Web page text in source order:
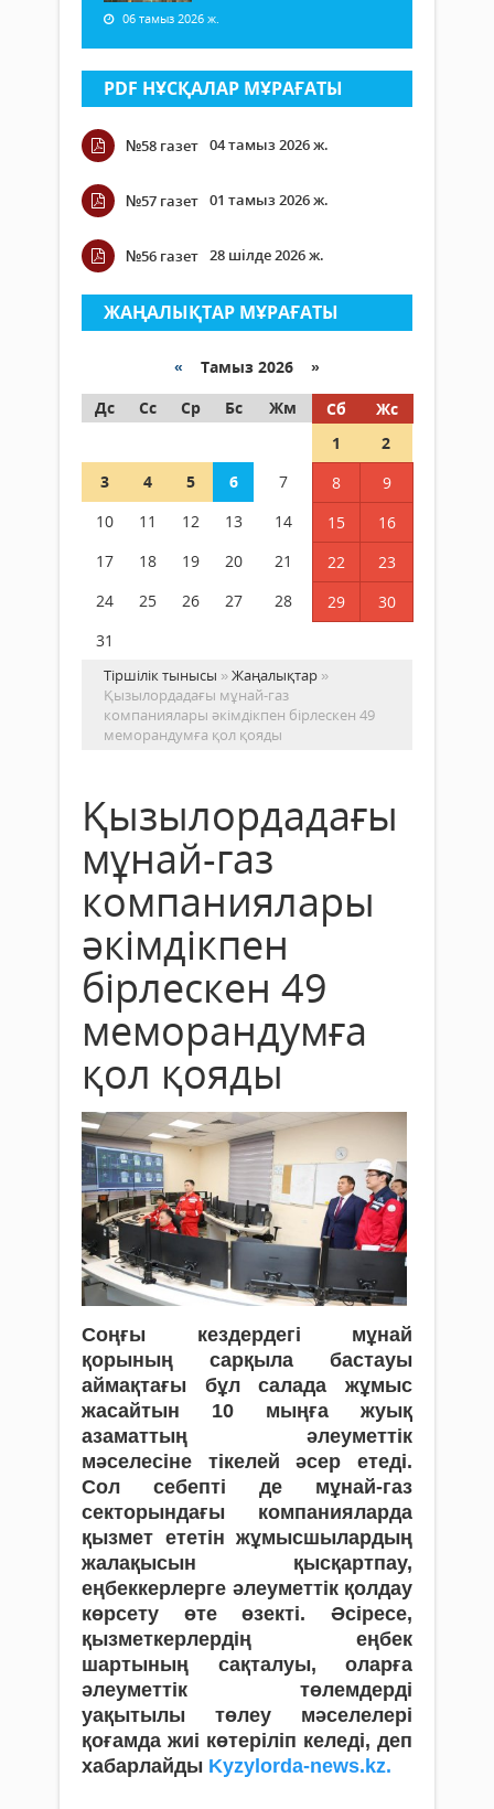
06 тамыз 2026 ж.
PDF НҰСҚАЛАР МҰРАҒАТЫ
№58 газет 04 тамыз 2026 ж.
№57 газет 01 тамыз 2026 ж.
№56 газет 28 шілде 2026 ж.
ЖАҢАЛЫҚТАР МҰРАҒАТЫ
« Тамыз 2026 »
Дс
Сс Ср Бс Жм Сб
Жс
1
2
3
4 5 6 7 8
9
10
11 12 13 14 15
16
17
18 19 20 21 22
23
24
25 26 27 28 29
30
31
Тіршілік тынысы »Жаңалықтар »
Қызылордадағы мұнай-газ
компаниялары әкімдікпен бірлескен 49
меморандумға қол қояды
Қызылордадағы
мұнай-газ
компаниялары
әкімдікпен
бірлескен 49
меморандумға
қол қояды
Соңғы кездердегі мұнай
қорының сарқыла бастауы
аймақтағы бұл салада жұмыс
жасайтын 10 мыңға жуық
азаматтың әлеуметтік
мәселесіне тікелей әсер етеді.
Сол себепті де мұнай-газ
секторындағы компанияларда
қызмет ететін жұмысшылардың
жалақысын қысқартпау,
еңбеккерлерге әлеуметтік қолдау
көрсету өте өзекті. Әсіресе,
қызметкерлердің еңбек
шартының
сақталуы, оларға
әлеуметтік төлемдерді
уақытылы төлеу мәселелері
қоғамда жиі көтеріліп келеді, деп
хабарлайды Kyzylorda-news.kz.